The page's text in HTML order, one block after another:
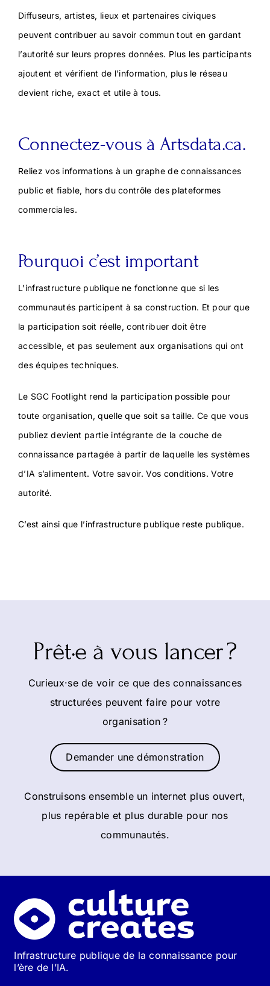
Diffuseurs, artistes, lieux et partenaires civiques
peuvent contribuer au savoir commun tout en gardant
l’autorité sur leurs propres données. Plus les participants
ajoutent et vérifient de l’information, plus le réseau
devient riche, exact et utile à tous.
Connectez-vous à Artsdata.ca.
Reliez vos informations à un graphe de connaissances
public et fiable, hors du contrôle des plateformes
commerciales.
Pourquoi c’est important
L’infrastructure publique ne fonctionne que si les
communautés participent à sa construction. Et pour que
la participation soit réelle, contribuer doit être
accessible, et pas seulement aux organisations qui ont
des équipes techniques.
Le SGC Footlight rend la participation possible pour
toute organisation, quelle que soit sa taille. Ce que vous
publiez devient partie intégrante de la couche de
connaissance partagée à partir de laquelle les systèmes
d’IA s’alimentent. Votre savoir. Vos conditions. Votre
autorité.
C’est ainsi que l’infrastructure publique reste publique.
Prêt·e à vous lancer ?
Curieux·se de voir ce que des connaissances
structurées peuvent faire pour votre
organisation ?
Demander une démonstration
Construisons ensemble un internet plus ouvert,
plus repérable et plus durable pour nos
communautés.
Infrastructure publique de la connaissance pour
l’ère de l’IA.